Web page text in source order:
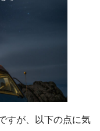
すが、以下の点に気